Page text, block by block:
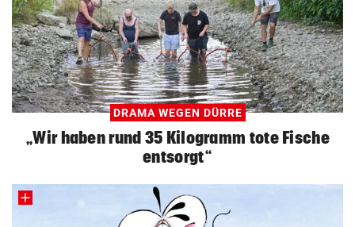
DRAMA WEGEN DÜRRE
„Wir haben rund 35 Kilogramm tote Fische
entsorgt“